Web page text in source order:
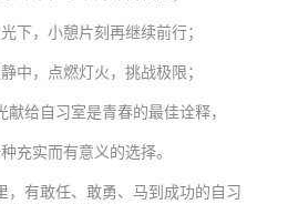
下，小憩片刻再继续前行；
中，点燃灯火，挑战极限；
献给自习室是青春的最佳诠释，
充实而有意义的选择。
，有敢任、敢勇、马到成功的自习